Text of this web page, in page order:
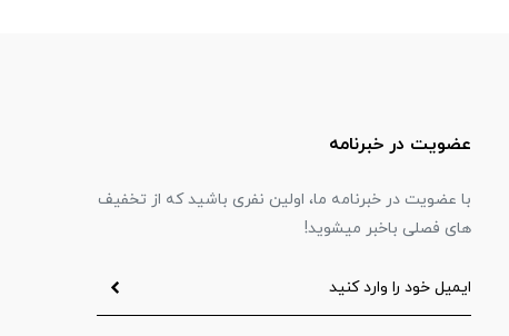
عضویت در خبرنامه
با عضویت در خبرنامه ما، اولین نفری باشید که از تخفیف
های فصلی باخبر میشوید!